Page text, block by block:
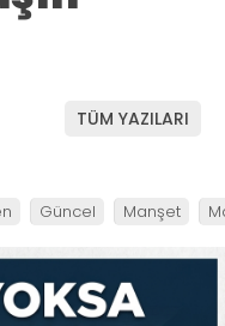
TÜM YAZILARI
Güncel Manşet